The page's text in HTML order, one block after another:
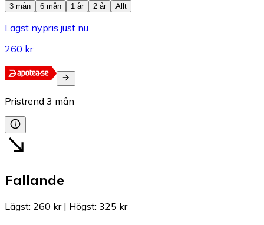
3 mån
6 mån 1 år 2 år Allt
Lägst nypris just nu
260 kr
Pristrend 3 mån
Fallande
Lägst: 260 kr| Högst: 325 kr